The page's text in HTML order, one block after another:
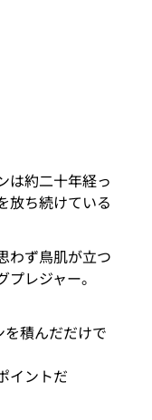
は約二十年経っ
放ち続けている
わず鳥肌が立つ
レジャー。
積んだだけで
イントだ